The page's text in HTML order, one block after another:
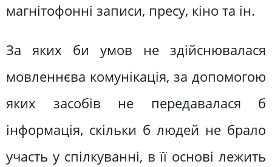
магнітофонні записи, пресу, кіно та ін.
За яких би умов не здійснювалася
мовленнєва комунікація, за допомогою
яких засобів не передавалася б
інформація, скільки б людей не брало
участь у спілкуванні, в її основі лежить